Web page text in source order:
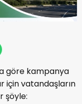
göre kampanya
için vatandaşların
şöyle: